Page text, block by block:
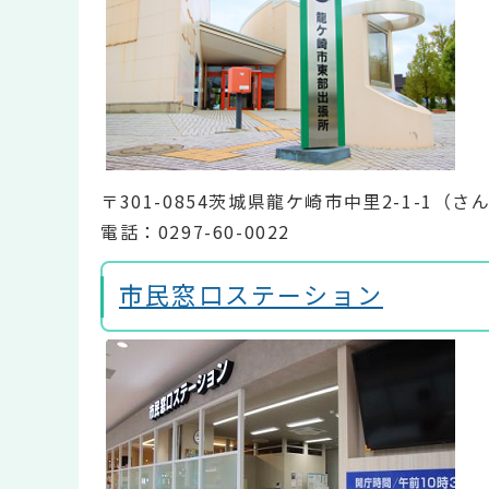
〒301-0854茨城県龍ケ崎市中里2-1-1（さん
電話：0297-60-0022
市民窓口ステーション